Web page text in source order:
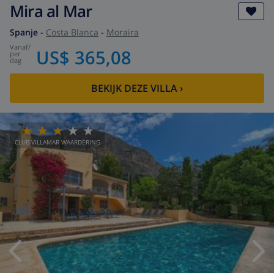
Mira al Mar
Spanje - Costa Blanca - Moraira
vanaf/
per
dag US$ 365,08
BEKIJK DEZE VILLA ›
CLUB VILLAMAR WAARDERING